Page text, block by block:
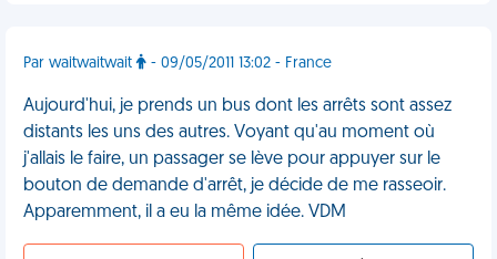
Par waitwaitwait - 09/05/2011 13:02 - France
Aujourd'hui, je prends un bus dont les arrêts sont assez
distants les uns des autres. Voyant qu'au moment où
j'allais le faire, un passager se lève pour appuyer sur le
bouton de demande d'arrêt, je décide de me rasseoir.
Apparemment, il a eu la même idée. VDM